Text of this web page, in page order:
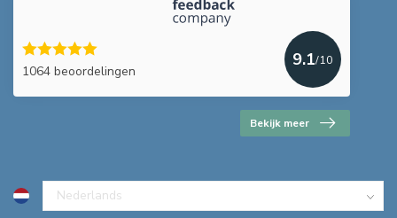
1064 beoordelingen
9.1/10
Bekijk meer